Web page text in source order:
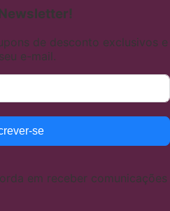
de desconto exclusivos e
e-mail.
se
em receber comunicações